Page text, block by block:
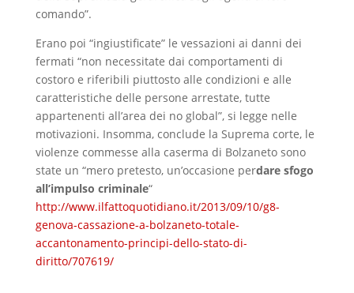
comando”.
Erano poi “ingiustificate” le vessazioni ai danni dei
fermati “non necessitate dai comportamenti di
costoro e riferibili piuttosto alle condizioni e alle
caratteristiche delle persone arrestate, tutte
appartenenti all’area dei no global”, si legge nelle
motivazioni. Insomma, conclude la Suprema corte, le
violenze commesse alla caserma di Bolzaneto sono
state un “mero pretesto, un’occasione perdare sfogo
all’impulso criminale“
http://www.ilfattoquotidiano.it/2013/09/10/g8-
genova-cassazione-a-bolzaneto-totale-
accantonamento-principi-dello-stato-di-
diritto/707619/